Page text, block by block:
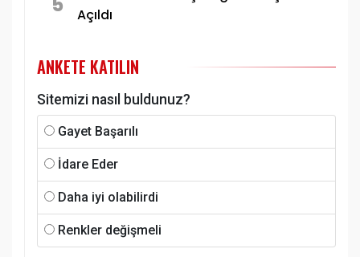
Açıldı
ANKETE KATILIN
Sitemizi nasıl buldunuz?
Gayet Başarılı
İdare Eder
Daha iyi olabilirdi
Renkler değişmeli